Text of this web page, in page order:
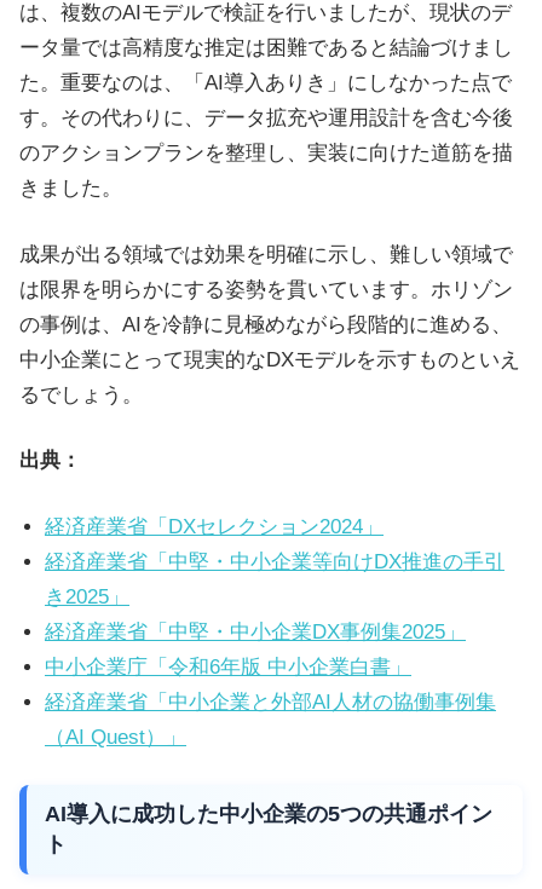
は、複数のAIモデルで検証を行いましたが、現状のデ
ータ量では高精度な推定は困難であると結論づけまし
た。重要なのは、「AI導入ありき」にしなかった点で
す。その代わりに、データ拡充や運用設計を含む今後
のアクションプランを整理し、実装に向けた道筋を描
きました。
成果が出る領域では効果を明確に示し、難しい領域で
は限界を明らかにする姿勢を貫いています。ホリゾン
の事例は、AIを冷静に見極めながら段階的に進める、
中小企業にとって現実的なDXモデルを示すものといえ
るでしょう。
出典：
経済産業省「DXセレクション2024」
経済産業省「中堅・中小企業等向けDX推進の手引
き2025」
経済産業省「中堅・中小企業DX事例集2025」
中小企業庁「令和6年版 中小企業白書」
経済産業省「中小企業と外部AI人材の協働事例集
（AI Quest）」
AI導入に成功した中小企業の5つの共通ポイン
ト